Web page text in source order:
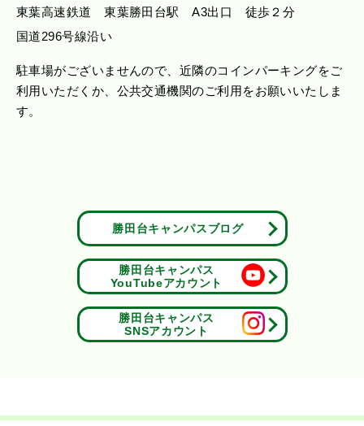
東葉高速鉄道 東葉勝田台駅 A3出口 徒歩２分
国道296号線沿い
駐車場がございませんので、近隣のコインパーキングをご
利用いただくか、公共交通機関のご利用をお願いいたしま
す。
勝田台キャンパスブログ
勝田台キャンパス
YouTubeアカウント
勝田台キャンパス
SNSアカウント